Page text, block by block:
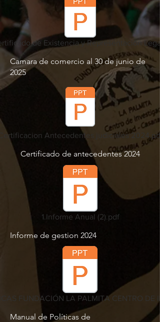
de Existencia y Representación
Camara de comercio al 30 de junio de
2025
Antecedentes judiciales 2024.pdf
Certificado de antecedentes 2024
1.Informe Anual (2).pdf
Informe de gestion 2024
FUNDACIÓN LA PALMITA CENTRO DE
Manual de Políticas de